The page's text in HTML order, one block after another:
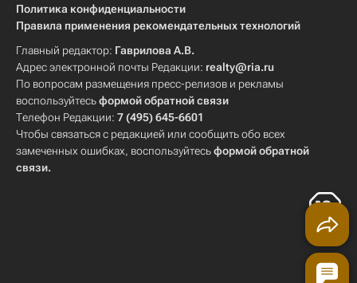
Политика конфиденциальности
Правила применения рекомендательных технологий
Главный редактор: Гаврилова А.В.
Адрес электронной почты Редакции: realty@ria.ru
По вопросам размещения пресс-релизов и рекламы
воспользуйтесьформой обратной связи
Телефон Редакции: 7 (495) 645-6601
Чтобы связаться с редакцией или сообщить обо всех
замеченных ошибках, воспользуйтесьформой обратной
связи.